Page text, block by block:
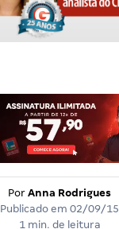
Por Anna Rodrigues
Publicado em 02/09/15
1 min. de leitura